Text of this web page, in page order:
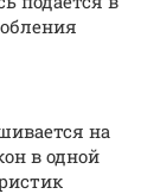
на
в одной